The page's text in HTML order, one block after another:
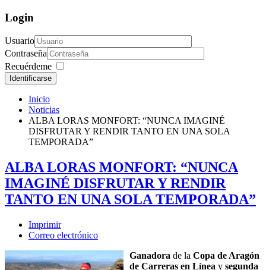
Login
Usuario
Contraseña
Recuérdeme
Identificarse
Inicio
Noticias
ALBA LORAS MONFORT: “NUNCA IMAGINÉ
DISFRUTAR Y RENDIR TANTO EN UNA SOLA
TEMPORADA”
ALBA LORAS MONFORT: “NUNCA
IMAGINÉ DISFRUTAR Y RENDIR
TANTO EN UNA SOLA TEMPORADA”
Imprimir
Correo electrónico
Ganadora de la Copa de Aragón
de Carreras en Línea y segunda